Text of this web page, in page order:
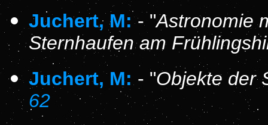
Juchert, M:- "Astronomie
Sternhaufen am
Juchert, M: - "Objekte der
62